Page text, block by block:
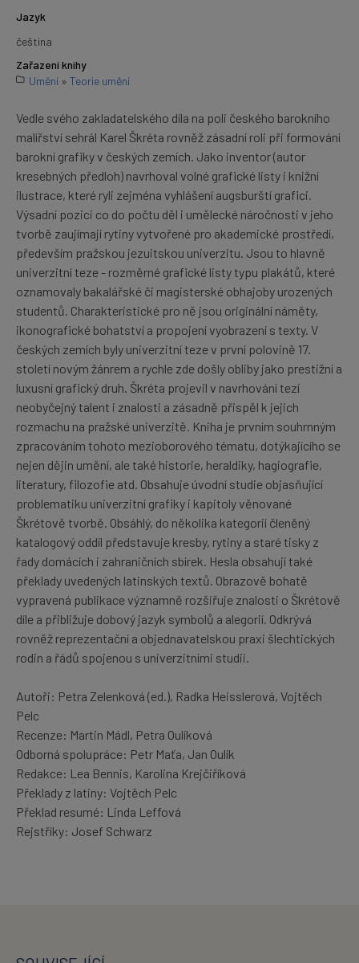
Jazyk
čeština
Zařazení knihy
Umění » Teorie umění
Vedle svého zakladatelského díla na poli českého barokního
malířství sehrál Karel Škréta rovněž zásadní roli při formování
barokní grafiky v českých zemích. Jako inventor (autor
kresebných předloh) navrhoval volné grafické listy i knižní
ilustrace, které ryli zejména vyhlášení augsburští grafici.
Výsadní pozici co do počtu děl i umělecké náročnosti v jeho
tvorbě zaujímají rytiny vytvořené pro akademické prostředí,
především pražskou jezuitskou univerzitu. Jsou to hlavně
univerzitní teze - rozměrné grafické listy typu plakátů, které
oznamovaly bakalářské či magisterské obhajoby urozených
studentů. Charakteristické pro ně jsou originální náměty,
ikonografické bohatství a propojení vyobrazení s texty. V
českých zemích byly univerzitní teze v první polovině 17.
století novým žánrem a rychle zde došly obliby jako prestižní a
luxusní grafický druh. Škréta projevil v navrhování tezí
neobyčejný talent i znalosti a zásadně přispěl k jejich
rozmachu na pražské univerzitě. Kniha je prvním souhrnným
zpracováním tohoto mezioborového tématu, dotýkajícího se
nejen dějin umění, ale také historie, heraldiky, hagiografie,
literatury, filozofie atd. Obsahuje úvodní studie objasňující
problematiku univerzitní grafiky i kapitoly věnované
Škrétově tvorbě. Obsáhlý, do několika kategorií členěný
katalogový oddíl představuje kresby, rytiny a staré tisky z
řady domácích i zahraničních sbírek. Hesla obsahují také
překlady uvedených latinských textů. Obrazově bohatě
vypravená publikace významně rozšiřuje znalosti o Škrétově
díle a přibližuje dobový jazyk symbolů a alegorií. Odkrývá
rovněž reprezentační a objednavatelskou praxi šlechtických
rodin a řádů spojenou s univerzitními studii.
Autoři: Petra Zelenková (ed.), Radka Heisslerová, Vojtěch
Pelc
Recenze: Martin Mádl, Petra Oulíková
Odborná spolupráce: Petr Maťa, Jan Oulík
Redakce: Lea Bennis, Karolina Krejčiříková
Překlady z latiny: Vojtěch Pelc
Překlad resumé: Linda Leffová
Rejstříky: Josef Schwarz